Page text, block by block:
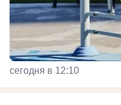
сегодня в 12:10